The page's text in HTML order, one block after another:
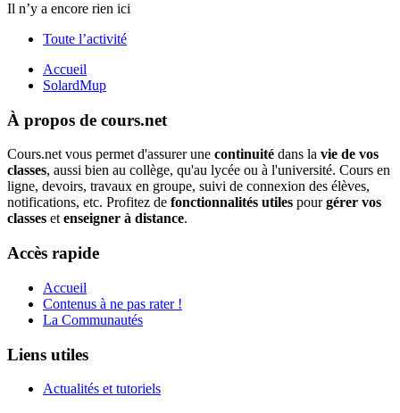
Il n’y a encore rien ici
Toute l’activité
Accueil
SolardMup
À propos de cours.net
Cours.net vous permet d'assurer une continuité dans la vie de vos
classes, aussi bien au collège, qu'au lycée ou à l'université. Cours en
ligne, devoirs, travaux en groupe, suivi de connexion des élèves,
notifications, etc. Profitez de fonctionnalités utiles pourgérer vos
classes etenseigner à distance.
Accès rapide
Accueil
Contenus à ne pas rater !
La Communautés
Liens utiles
Actualités et tutoriels